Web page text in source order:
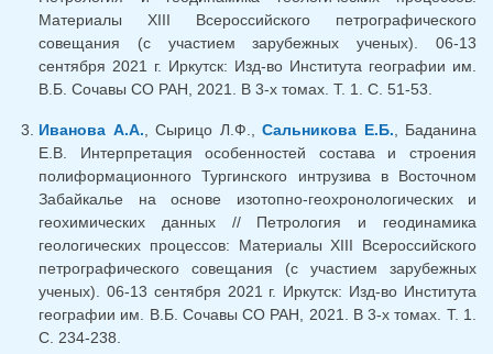
Материалы XIII Всероссийского петрографического
совещания (с участием зарубежных ученых). 06-13
сентября 2021 г. Иркутск: Изд-во Института географии им.
В.Б. Сочавы СО РАН, 2021. В 3-х томах. Т. 1. С. 51-53.
Иванова А.А., Сырицо Л.Ф., Сальникова Е.Б., Баданина
Е.В. Интерпретация особенностей состава и строения
полиформационного Тургинского интрузива в Восточном
Забайкалье на основе изотопно-геохронологических и
геохимических данных // Петрология и геодинамика
геологических процессов: Материалы XIII Всероссийского
петрографического совещания (с участием зарубежных
ученых). 06-13 сентября 2021 г. Иркутск: Изд-во Института
географии им. В.Б. Сочавы СО РАН, 2021. В 3-х томах. Т. 1.
С. 234-238.